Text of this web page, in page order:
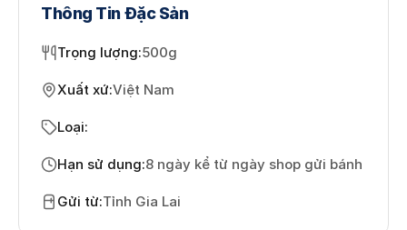
Thông Tin Đặc Sản
Trọng lượng:500g
Xuất xứ:Việt Nam
Loại:
Hạn sử dụng:8 ngày kể từ ngày shop gửi bánh
Gửi từ:Tỉnh Gia Lai